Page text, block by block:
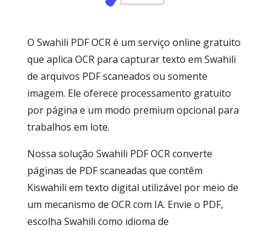
O Swahili PDF OCR é um serviço online gratuito
que aplica OCR para capturar texto em Swahili
de arquivos PDF scaneados ou somente
imagem. Ele oferece processamento gratuito
por página e um modo premium opcional para
trabalhos em lote.
Nossa solução Swahili PDF OCR converte
páginas de PDF scaneadas que contêm
Kiswahili em texto digital utilizável por meio de
um mecanismo de OCR com IA. Envie o PDF,
escolha Swahili como idioma de